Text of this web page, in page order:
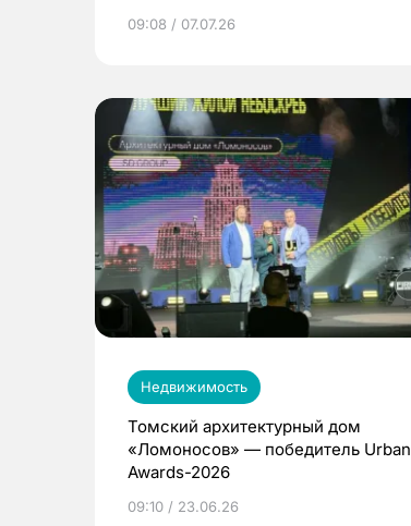
09:08 / 07.07.26
Недвижимость
Томский архитектурный дом
«Ломоносов» — победитель Urban
Awards-2026
09:10 / 23.06.26